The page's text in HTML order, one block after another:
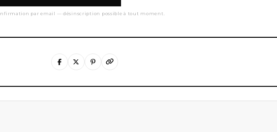
par email — désinscription possible à tout moment.